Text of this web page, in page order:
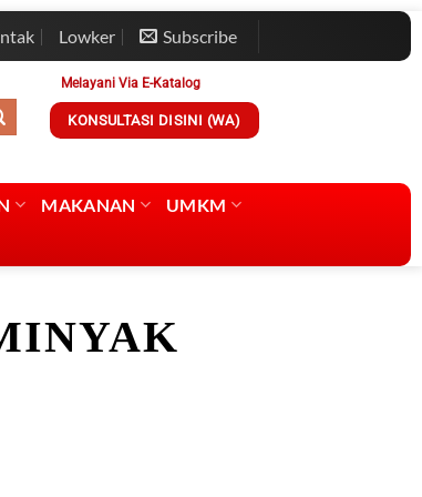
Lowker Subscribe
Melayani Via E-Katalog
KONSULTASI DISINI (WA)
MAKANAN
UMKM